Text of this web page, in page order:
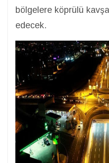
bölgelere köprülü
edecek.